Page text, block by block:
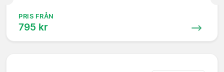
PRIS FRÅN
795 kr